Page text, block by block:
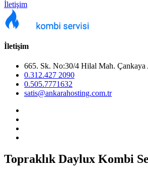
İletişim
İletişim
665. Sk. No:30/4 Hilal Mah. Çankaya
0.312.427 2090
0.505.7771632
satis@ankarahosting.com.tr
Topraklık Daylux Kombi